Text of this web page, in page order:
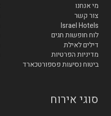
מי אנחנו
צור קשר
Israel Hotels
לוח חופשות חגים
דילים לאילת
מדיניות הפרטיות
ביטוח נסיעות פספורטכארד
סוגי אירוח